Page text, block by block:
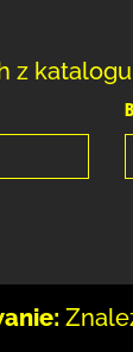
z katalogu